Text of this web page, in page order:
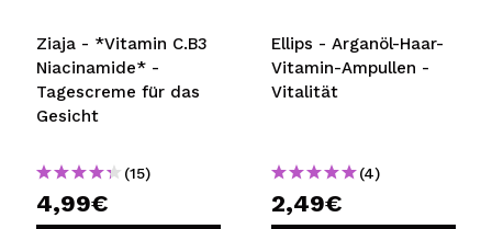
Ziaja - *Vitamin C.B3
Niacinamide* -
Tagescreme für das
Gesicht
(15)
4,99€
Ellips - Arganöl-Haar-
Vitamin-Ampullen -
Vitalität
(4)
2,49€